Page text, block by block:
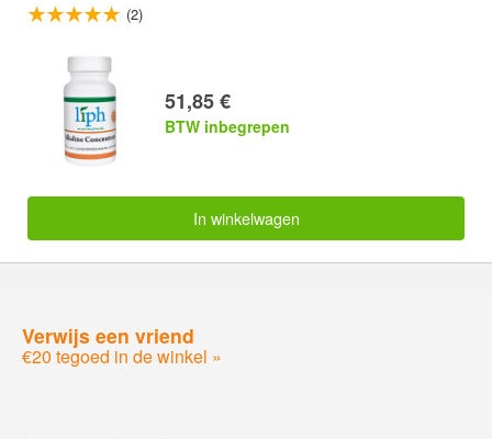
(2)
51,85 €
BTW inbegrepen
In winkelwagen
Verwijs een vriend
€20 tegoed in de winkel »